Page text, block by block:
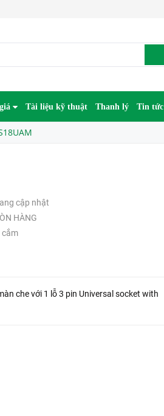
Tài liệu kỹ thuật Thanh lý Tin tức
cập nhật
HÀNG
cắm
che với 1 lỗ 3 pin Universal socket with